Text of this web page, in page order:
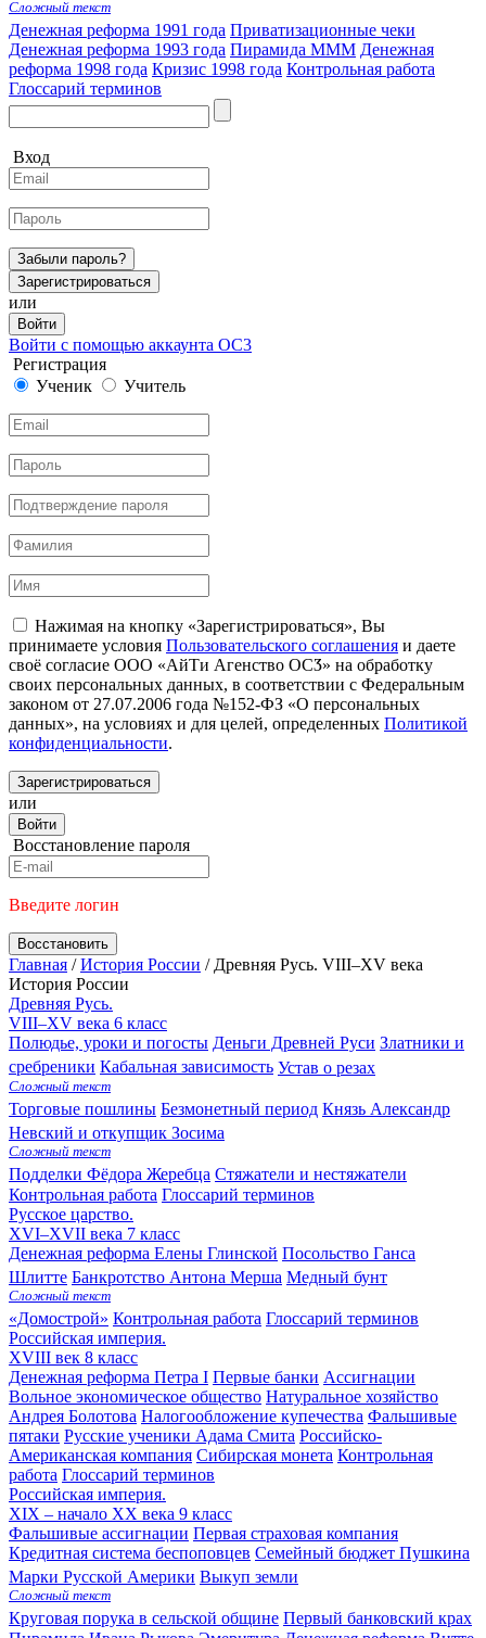
Сложный текст
Денежная реформа 1991 года Приватизационные чеки
Денежная реформа 1993 года Пирамида МММ Денежная
реформа 1998 года Кризис 1998 года Контрольная работа
Глоссарий терминов
Вход
Забыли пароль?
Зарегистрироваться
или
Войти
Войти с помощью аккаунта ОС3
Регистрация
Ученик
Учитель
Нажимая на кнопку «Зарегистрироваться», Вы
принимаете условия Пользовательского соглашения и даете
своё согласие ООО «АйТи Агенство ОСӠ» на обработку
своих персональных данных, в соответствии с Федеральным
законом от 27.07.2006 года №152-ФЗ «О персональных
данных», на условиях и для целей, определенных Политикой
конфиденциальности.
Зарегистрироваться
или
Войти
Восстановление пароля
Введите логин
Восстановить
Главная / История России / Древняя Русь. VIII–XV века
История России
Древняя Русь.
VIII–XV века 6 класс
Полюдье, уроки и погосты Деньги Древней Руси Златники и
сребреники Кабальная зависимость Устав о резах
Сложный текст
Торговые пошлины Безмонетный период Князь Александр
Невский и откупщик Зосима
Сложный текст
Подделки Фёдора Жеребца Стяжатели и нестяжатели
Контрольная работа Глоссарий терминов
Русское царство.
XVI–XVII века 7 класс
Денежная реформа Елены Глинской Посольство Ганса
Шлитте Банкротство Антона Мерша Медный бунт
Сложный текст
«Домострой» Контрольная работа Глоссарий терминов
Российская империя.
XVIII век 8 класс
Денежная реформа Петра I Первые банки Ассигнации
Вольное экономическое общество Натуральное хозяйство
Андрея Болотова Налогообложение купечества Фальшивые
пятаки Русские ученики Адама Смита Российско-
Американская компания Сибирская монета Контрольная
работа Глоссарий терминов
Российская империя.
XIX – начало XX века 9 класс
Фальшивые ассигнации Первая страховая компания
Кредитная система беспоповцев Семейный бюджет Пушкина
Марки Русской Америки Выкуп земли
Сложный текст
Круговая порука в сельской общине Первый банковский крах